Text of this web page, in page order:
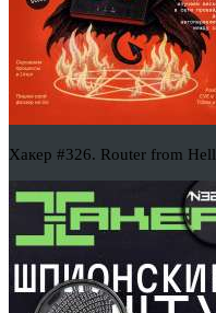
Хакер #326. Router from Hell